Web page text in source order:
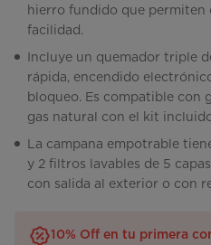
hierro fundido que permiten
facilidad.
Incluye un quemador triple
rápida, encendido
bloqueo. Es compatible con
gas natural con el kit
La campana empotrable
y 2 filtros lavables de 5
con salida al exterior o con
10% Off en tu primera